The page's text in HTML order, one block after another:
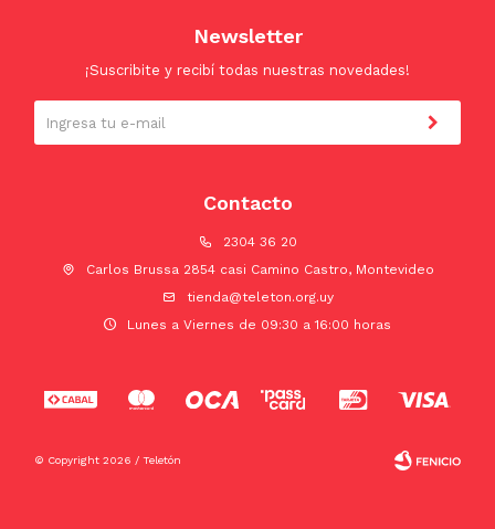
Contacto
2304 36 20
Carlos Brussa 2854 casi Camino Castro, Montevideo
tienda@teleton.org.uy
Lunes a Viernes de 09:30 a 16:00 horas
Newsletter
¡Suscribite y recibí todas nuestras novedades!
© Copyright 2026 / Teletón